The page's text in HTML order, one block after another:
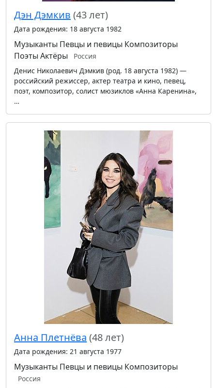
Дэн Дэмкив (43 лет)
Дата рождения: 18 августа 1982
Музыканты Певцы и певицы Композиторы
Поэты Актёры
Россия
Денис Николаевич Дэмкив (род. 18 августа 1982) —
российский режиссер, актер театра и кино, певец,
поэт, композитор, солист мюзиклов «Анна Каренина»,
…
Анна Плетнёва (48 лет)
Дата рождения: 21 августа 1977
Музыканты Певцы и певицы Композиторы
Россия